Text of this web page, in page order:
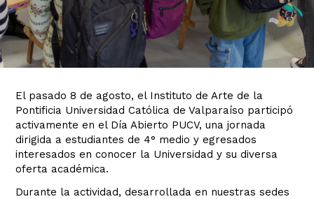
El pasado 8 de agosto, el Instituto de Arte de la
Pontificia Universidad Católica de Valparaíso participó
activamente en el Día Abierto PUCV, una jornada
dirigida a estudiantes de 4° medio y egresados
interesados en conocer la Universidad y su diversa
oferta académica.
Durante la actividad, desarrollada en nuestras sedes